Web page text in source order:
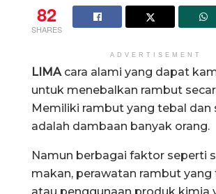
82
SHARES
ADVERTISEMENT
LIMA cara alami yang dapat
untuk menebalkan rambut
Memiliki rambut yang tebal dan
adalah dambaan banyak orang.
Namun berbagai faktor seperti
makan, perawatan rambut